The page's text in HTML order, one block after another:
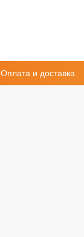
Оплата и доставка